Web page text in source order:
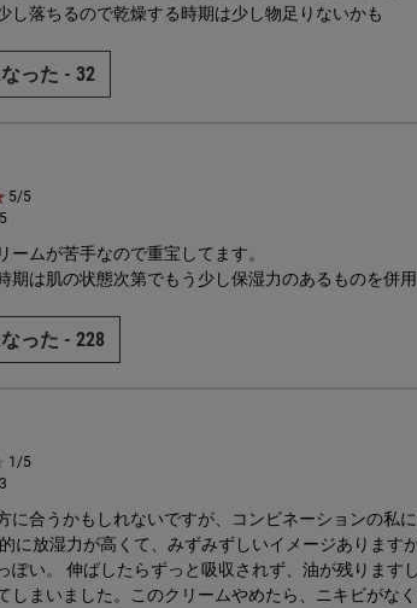
し落ちるので乾燥する時期は少し物足りないかも
った - 32
5/5
ームが苦手なので重宝してます。
期は肌の状態次第でもう少し保湿力のあるものを併用
った - 228
1/5
に合うかもしれないですが、コンビネーションの私
に放湿力が高くて、みずみずしいイメージあります
ぽい。 伸ばしたらずっと吸収されず、油が残ります
しまいました。このクリームやめたら、ニキビがな